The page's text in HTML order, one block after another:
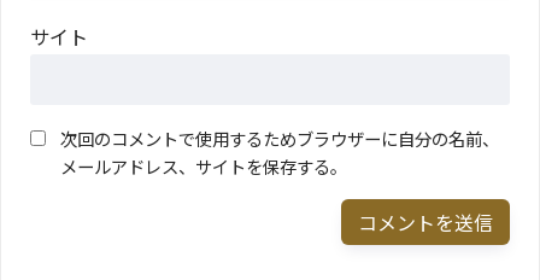
サイト
次回のコメントで使用するためブラウザーに自分の名前、
メールアドレス、サイトを保存する。